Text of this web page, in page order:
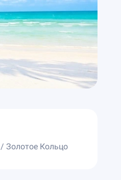
/ Золотое Кольцо